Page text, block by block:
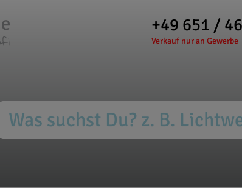
+49 651 /
Verkauf nur an Gewerbe